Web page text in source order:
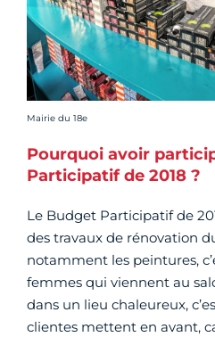
Crédit photo :
Mairie du 18e
Pourquoi avoir
Participatif de 2018 ?
Le Budget Participatif de
des travaux de rénovation
notamment les peintures,
femmes qui viennent au
dans un lieu chaleureux,
clientes mettent en avant,